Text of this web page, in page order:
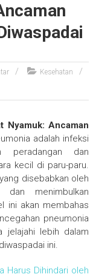
Kesehatan
Nyamuk: Ancaman
adalah infeksi
peradangan dan
kecil di paru-paru.
disebabkan oleh
menimbulkan
ini akan membahas
pneumonia
jelajahi lebih dalam
ini.
Harus Dihindari oleh